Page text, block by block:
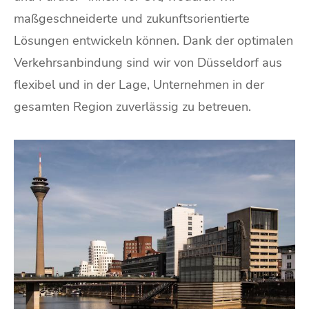
maßgeschneiderte und zukunftsorientierte
Lösungen entwickeln können. Dank der optimalen
Verkehrsanbindung sind wir von Düsseldorf aus
flexibel und in der Lage, Unternehmen in der
gesamten Region zuverlässig zu betreuen.